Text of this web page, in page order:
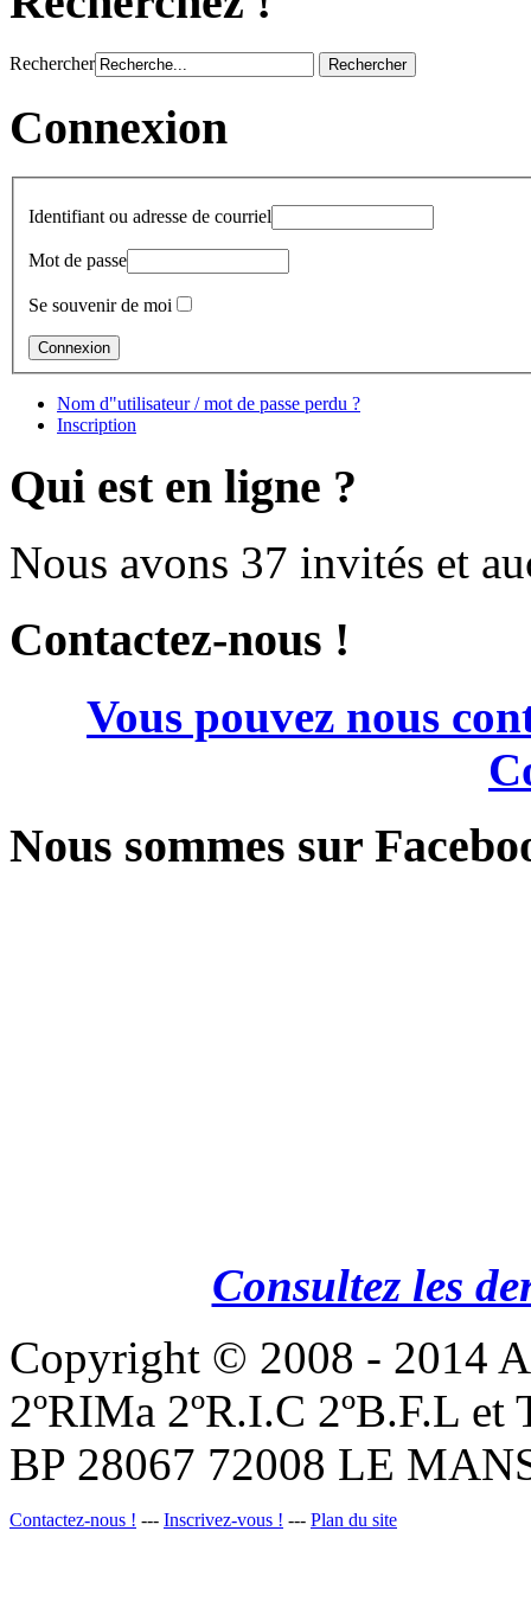
Rechercher
Connexion
Identifiant ou adresse de courriel
Mot de passe
Se souvenir de moi
Nom d"utilisateur / mot de passe perdu ?
Inscription
Qui est en ligne ?
Nous avons 37 invités et
Contactez-nous !
Vous pouvez nous
Nous sommes sur
Consultez les
Copyright © 2008 - 2014
2ºRIMa 2ºR.I.C 2ºB.F.L
BP 28067 72008 LE
Contactez-nous ! --- Inscrivez-vous ! --- Plan du site